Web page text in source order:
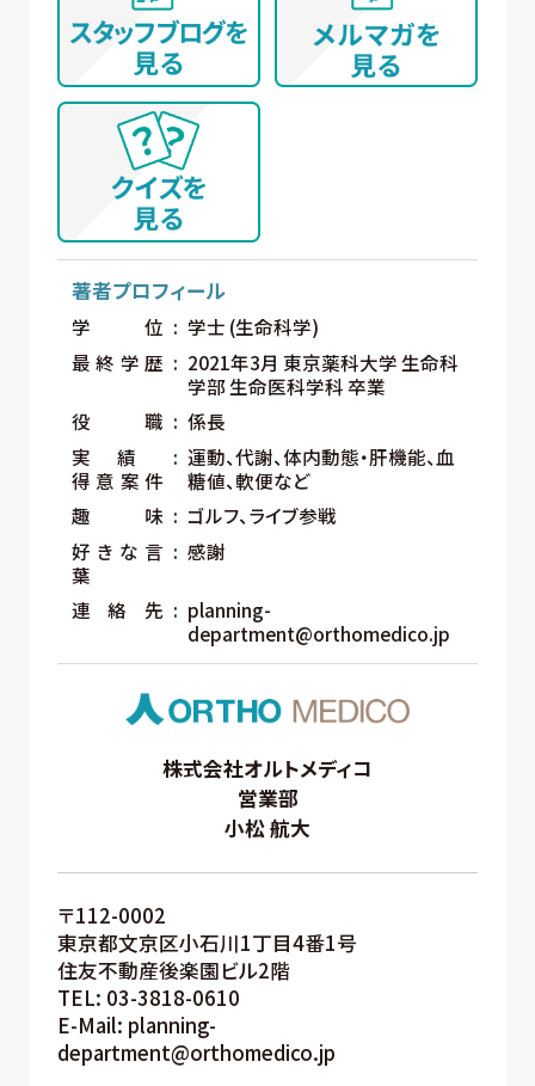
著者プロフィール
学位
学士 (生命科学)
最終学歴
2021年3月 東京薬科大学 生命科
学部 生命医科学科 卒業
役職
係長
実績
得意案件
運動、代謝、体内動態・肝機能、血
糖値、軟便など
趣味
ゴルフ、ライブ参戦
好きな言
葉
感謝
連絡先
planning-
department@orthomedico.jp
株式会社オルトメディコ
営業部
小松 航大
〒112-0002
東京都文京区小石川1丁目4番1号
住友不動産後楽園ビル2階
TEL: 03-3818-0610
E-Mail: planning-
department@orthomedico.jp